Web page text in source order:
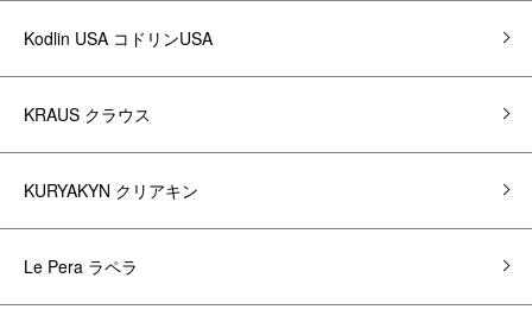
Kodlin USA コドリンUSA
KRAUS クラウス
KURYAKYN クリアキン
Le Pera ラペラ